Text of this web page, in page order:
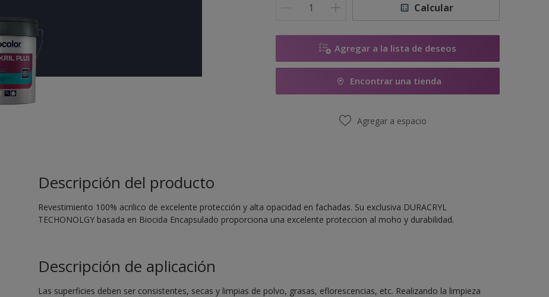
Calcular
Agregar a la lista de deseos
Encontrar una tienda
Agregar a espacio
Descripción del producto
Revestimiento 100% acrilico de excelente protección y alta opacidad en fachadas. Su exclusiva DURACRYL
TECHONOLGY basada en Biocida Encapsulado proporciona una excelente proteccion al moho y durabilidad.
Descripción de aplicación
Las superficies deben ser consistentes, secas y limpias de polvo, grasas, eflorescencias, etc. Realizando la limpieza